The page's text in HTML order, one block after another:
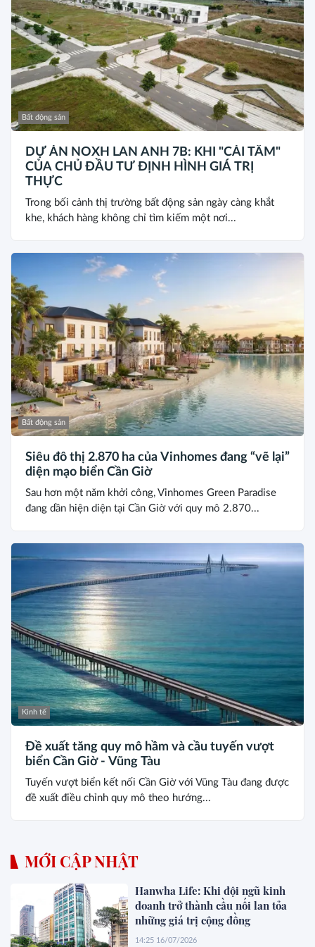
Bất động sản
DỰ ÁN NOXH LAN ANH 7B: KHI "CÁI TÂM"
CỦA CHỦ ĐẦU TƯ ĐỊNH HÌNH GIÁ TRỊ
THỰC
Trong bối cảnh thị trường bất động sản ngày càng khắt
khe, khách hàng không chỉ tìm kiếm một nơi...
Bất động sản
Siêu đô thị 2.870 ha của Vinhomes đang “vẽ lại”
diện mạo biển Cần Giờ
Sau hơn một năm khởi công, Vinhomes Green Paradise
đang dần hiện diện tại Cần Giờ với quy mô 2.870...
Kinh tế
Đề xuất tăng quy mô hầm và cầu tuyến vượt
biển Cần Giờ - Vũng Tàu
Tuyến vượt biển kết nối Cần Giờ với Vũng Tàu đang được
đề xuất điều chỉnh quy mô theo hướng...
MỚI CẬP NHẬT
Hanwha Life: Khi đội ngũ kinh
doanh trở thành cầu nối lan tỏa
những giá trị cộng đồng
14:25 16/07/2026